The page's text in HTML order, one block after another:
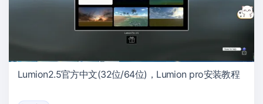
Lumion2.5官方中文(32位/64位)，Lumion pro安装教程